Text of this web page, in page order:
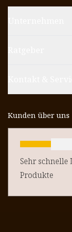
Kunden über uns
Sehr schnelle
Produkte